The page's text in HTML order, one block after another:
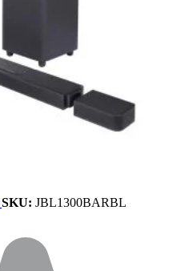
SKU: JBL1300BARBL